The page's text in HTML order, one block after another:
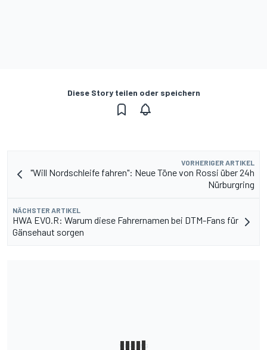
Diese Story teilen oder speichern
VORHERIGER ARTIKEL
"Will Nordschleife fahren": Neue Töne von Rossi über 24h
Nürburgring
NÄCHSTER ARTIKEL
HWA EVO.R: Warum diese Fahrernamen bei DTM-Fans für
Gänsehaut sorgen